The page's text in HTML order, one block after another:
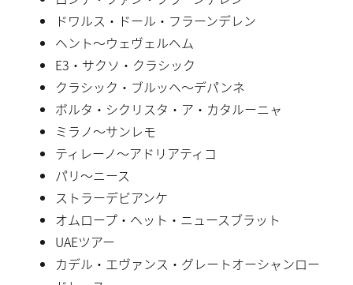
ドワルス・ドール・フラーンデレン
ヘント〜ウェヴェルヘム
E3・サクソ・クラシック
クラシック・ブルッヘ〜デパンネ
ボルタ・シクリスタ・ア・カタルーニャ
ミラノ〜サンレモ
ティレーノ〜アドリアティコ
パリ〜ニース
ストラーデビアンケ
オムロープ・ヘット・ニュースブラット
UAEツアー
カデル・エヴァンス・グレートオーシャンロー